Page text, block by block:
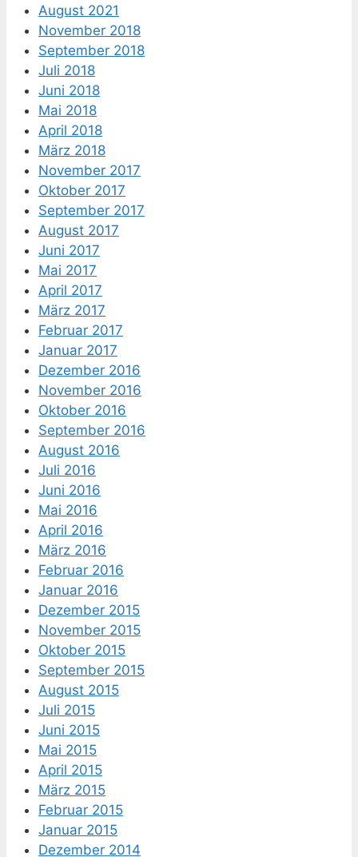
August 2021
November 2018
September 2018
Juli 2018
Juni 2018
Mai 2018
April 2018
März 2018
November 2017
Oktober 2017
September 2017
August 2017
Juni 2017
Mai 2017
April 2017
März 2017
Februar 2017
Januar 2017
Dezember 2016
November 2016
Oktober 2016
September 2016
August 2016
Juli 2016
Juni 2016
Mai 2016
April 2016
März 2016
Februar 2016
Januar 2016
Dezember 2015
November 2015
Oktober 2015
September 2015
August 2015
Juli 2015
Juni 2015
Mai 2015
April 2015
März 2015
Februar 2015
Januar 2015
Dezember 2014